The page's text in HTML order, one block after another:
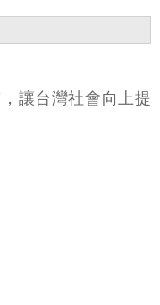
讓台灣社會向上提